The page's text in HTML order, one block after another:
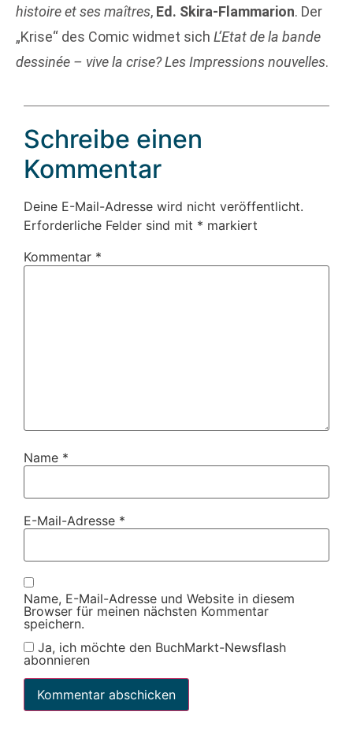
histoire et ses maîtres, Ed. Skira-Flammarion. Der
„Krise“ des Comic widmet sich L‘Etat de la bande
dessinée – vive la crise? Les Impressions nouvelles.
Schreibe einen
Kommentar
Deine E-Mail-Adresse wird nicht veröffentlicht.
Erforderliche Felder sind mit * markiert
Kommentar *
Name *
E-Mail-Adresse *
Name, E-Mail-Adresse und Website in diesem
Browser für meinen nächsten Kommentar
speichern.
Ja, ich möchte den BuchMarkt-Newsflash
abonnieren